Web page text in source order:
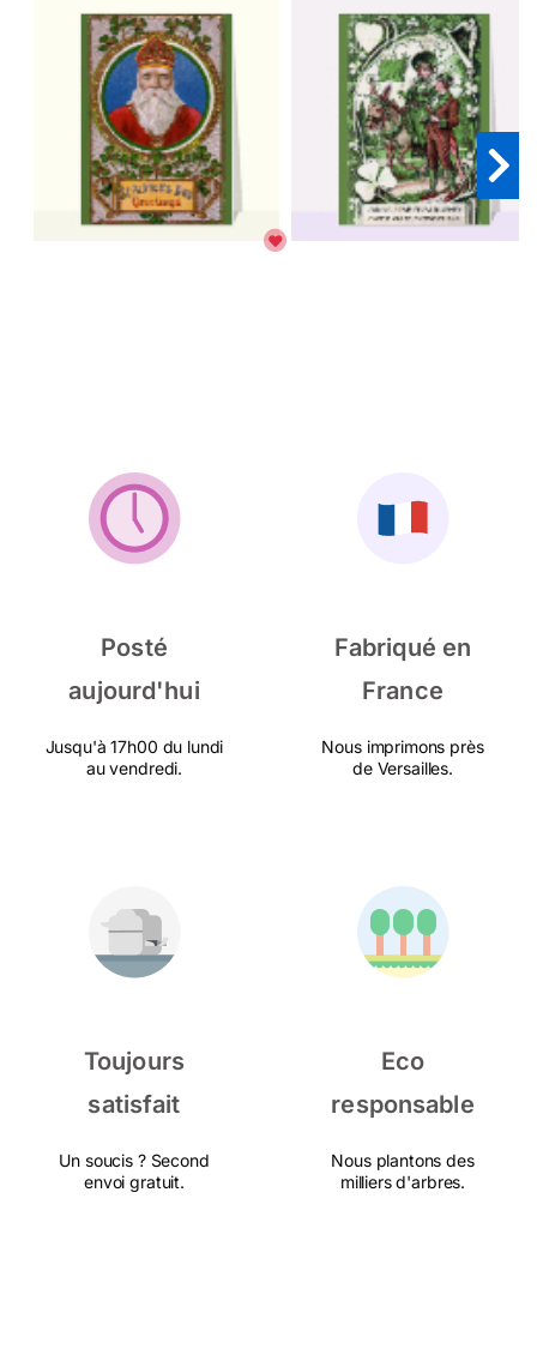
Posté
aujourd'hui
Jusqu'à 17h00 du lundi
au vendredi.
Fabriqué en
France
Nous imprimons près
de Versailles.
Toujours
satisfait
Un soucis ? Second
envoi gratuit.
Eco
responsable
Nous plantons des
milliers d'arbres.